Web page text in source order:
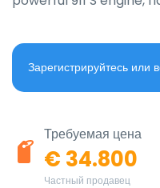
Зарегистрируйтесь или
Требуемая цена
€ 34.800
Частный продавец